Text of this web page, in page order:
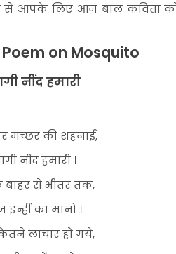
से आपके लिए आज बाल कविता
on Mosquito
नींद हमारी
मच्छर की शहनाई,
नींद हमारी ।
से भीतर तक,
इन्हीं का मानो ।
लाचार हो गये,